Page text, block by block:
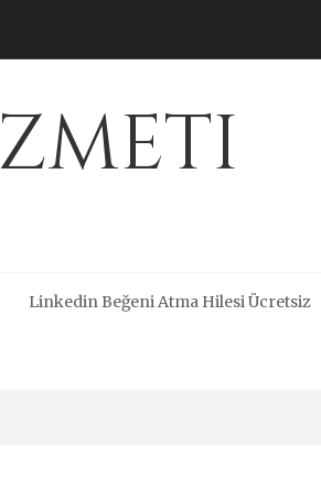
Linkedin Beğeni Atma Hilesi Ücretsiz